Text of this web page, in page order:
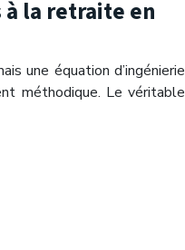
à la retraite en
une équation d’ingénierie
méthodique. Le véritable